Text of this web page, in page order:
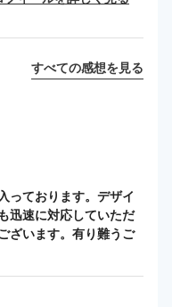
すべての感想を見る
っております。デザイ
迅速に対応していただ
ざいます。有り難うご